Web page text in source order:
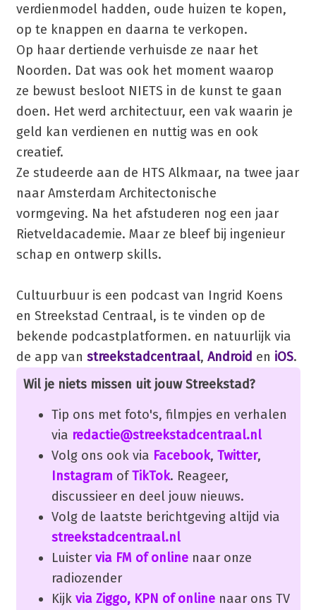
verdienmodel hadden, oude huizen te kopen,
op te knappen en daarna te verkopen.
Op haar dertiende verhuisde ze naar het
Noorden. Dat was ook het moment waarop
ze bewust besloot NIETS in de kunst te gaan
doen. Het werd architectuur, een vak waarin je
geld kan verdienen en nuttig was en ook
creatief.
Ze studeerde aan de HTS Alkmaar, na twee jaar
naar Amsterdam Architectonische
vormgeving. Na het afstuderen nog een jaar
Rietveldacademie. Maar ze bleef bij ingenieur
schap en ontwerp skills.
Cultuurbuur is een podcast van Ingrid Koens
en Streekstad Centraal, is te vinden op de
bekende podcastplatformen. en natuurlijk via
de app van streekstadcentraal, Android en iOS.
Wil je niets missen uit jouw Streekstad?
Tip ons met foto's, filmpjes en verhalen
via redactie@streekstadcentraal.nl
Volg ons ook via Facebook, Twitter,
Instagram ofTikTok. Reageer,
discussieer en deel jouw nieuws.
Volg de laatste berichtgeving altijd via
streekstadcentraal.nl
Luister via FM of onlinenaar onze
radiozender
Kijk via Ziggo, KPN of onlinenaar ons TV